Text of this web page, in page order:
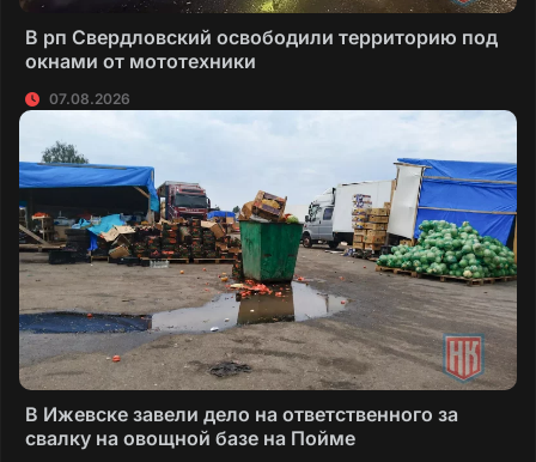
В рп Свердловский освободили территорию под
окнами от мототехники
07.08.2026
В Ижевске завели дело на ответственного за
свалку на овощной базе на Пойме